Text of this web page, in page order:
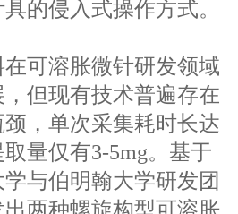
的侵入式操作方式。
可溶胀微针研发领域
但现有技术普遍存在
，单次采集耗时长达
量仅有3-5mg。基于
与伯明翰大学研发团
两种螺旋构型可溶胀